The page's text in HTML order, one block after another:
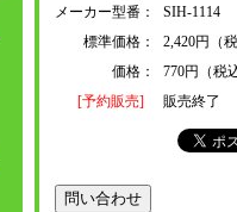
メーカー型番：
SIH-1114
標準価格：
2,420円（税
価格：
770円（税
[予約販売]
販売終了